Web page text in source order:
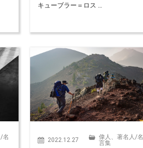
キューブラー＝ロス …
/名
2022.12.27 偉人、著名人/名
言集